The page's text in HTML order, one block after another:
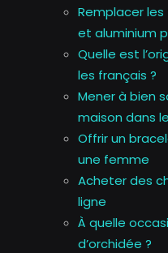
Remplacer
et aluminium
Quelle est
les français ?
Mener à bien
maison dans
Offrir un
une femme
Acheter des
ligne
À quelle
d’orchidée ?